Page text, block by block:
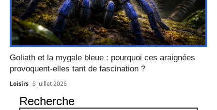
Goliath et la mygale bleue : pourquoi ces araignées
provoquent-elles tant de fascination ?
Loisirs 5 juillet 2026
Recherche